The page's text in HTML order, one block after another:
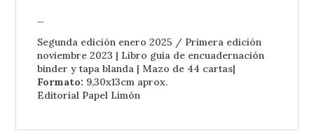
Segunda edición enero 2025 / Primera edición
noviembre 2023 | Libro guía de encuadernación
binder y tapa blanda | Mazo de 44 cartas|
Formato: 9,30x13cm aprox.
Editorial Papel Limón